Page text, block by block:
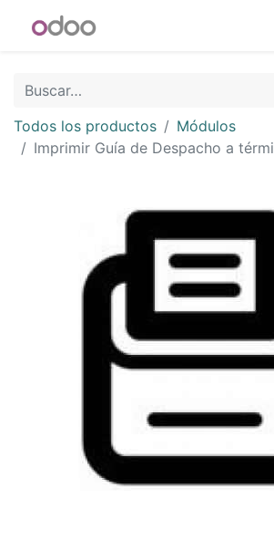
Todos los productos
Módulos
Imprimir Guía de Despacho a